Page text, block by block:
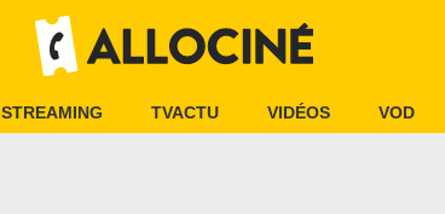
STREAMING TVACTU VIDÉOS VOD